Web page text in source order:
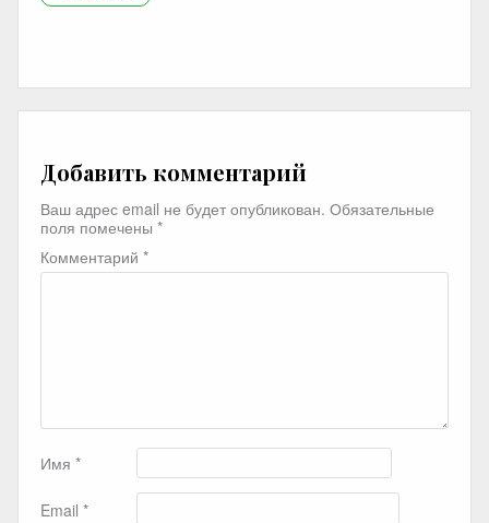
Добавить комментарий
Ваш адрес email не будет опубликован. Обязательные
поля помечены *
Комментарий *
Имя *
Email *